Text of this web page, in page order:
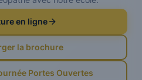
en ligne
la brochure
Portes Ouvertes